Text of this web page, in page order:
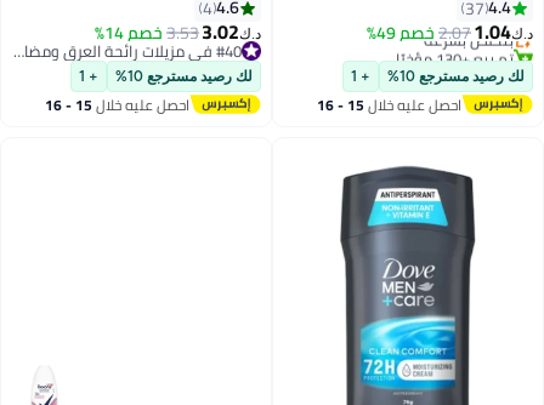
4.4
37
د.ك‏1.04
2.07خصم 49%
أقل سعر في 30 يوم
بتخلّص بسرعة
تم بيع +130 مؤخرًا
لك رصيد مسترجع 10% + 1
احصل عليه خلال 15 - 16
4.6
4
د.ك‏3.02
3.53خصم 14%
#40 في مزيلات رائحة العرق ومضادات التعرق
لك رصيد مسترجع 10% + 1
احصل عليه خلال 15 - 16